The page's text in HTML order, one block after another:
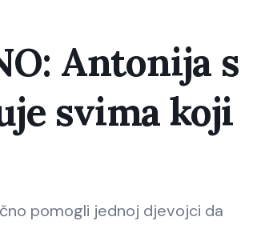
Antonija s
svima koji
pomogli jednoj djevojci da